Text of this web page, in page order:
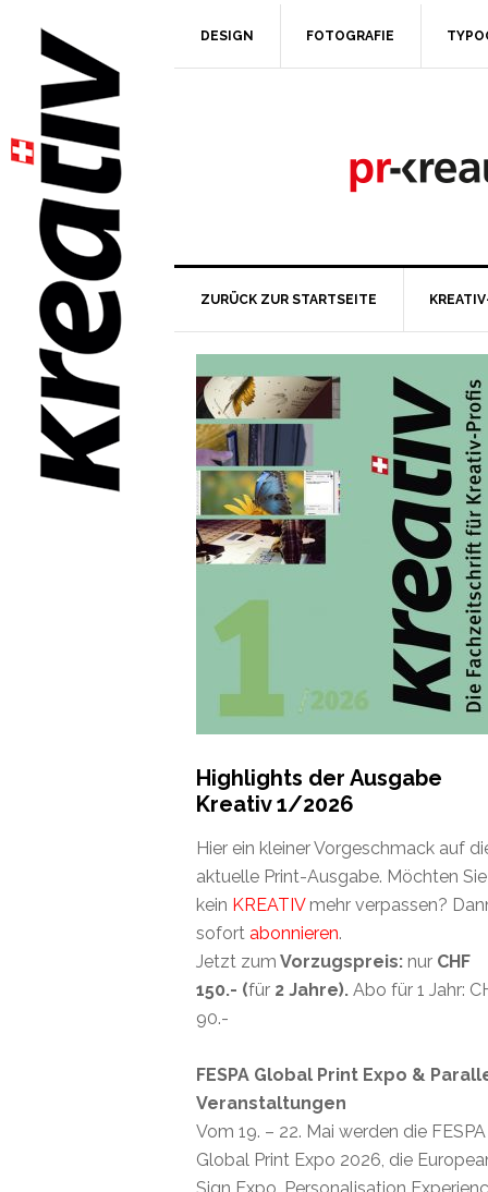
DESIGN FOTOGRAFIE
ZURÜCK ZUR STARTSEITE
Highlights der Ausgabe
Kreativ 1/2026
Hier ein kleiner Vorgeschmack auf
aktuelle Print-Ausgabe. Möchten Sie
kein KREATIVmehr verpassen?
sofort abonnieren.
Jetzt zum Vorzugspreis: nur CHF
150.- (für 2 Jahre). Abo für 1 Jahr:
90.-
FESPA Global Print Expo &
Veranstaltungen
Vom 19. – 22. Mai werden die FESPA
Global Print Expo 2026, die